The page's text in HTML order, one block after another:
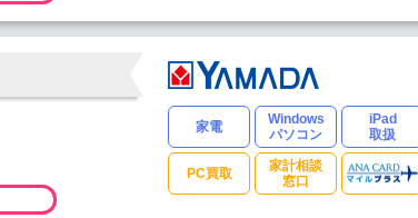
家電
Windows
パソコン
iPad
取扱
PC買取
家計相談
窓口